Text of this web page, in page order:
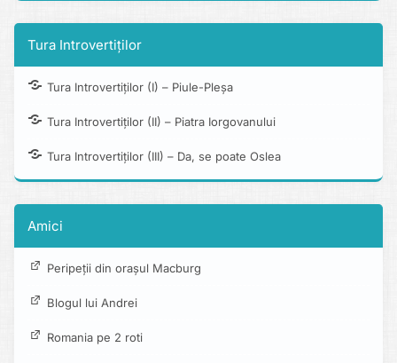
Tura Introvertiților
Tura Introvertiților (I) – Piule-Pleșa
Tura Introvertiților (II) – Piatra Iorgovanului
Tura Introvertiților (III) – Da, se poate Oslea
Amici
Peripeții din orașul Macburg
Blogul lui Andrei
Romania pe 2 roti